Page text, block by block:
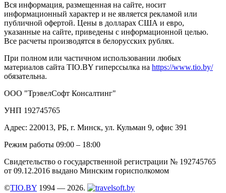
Вся информация, размещенная на сайте, носит
информационный характер и не является рекламой или
публичной офертой. Цены в долларах США и евро,
указанные на сайте, приведены с информационной целью.
Все расчеты производятся в белорусских рублях.
При полном или частичном использовании любых
материалов сайта TIO.BY гиперссылка на https://www.tio.by/
обязательна.
ООО "ТрэвелСофт Консалтинг"
УНП 192745765
Адрес: 220013, РБ, г. Минск, ул. Кульман 9, офис 391
Режим работы 09:00 – 18:00
Свидетельство о государственной регистрации № 192745765
от 09.12.2016 выдано Минским горисполкомом
©TIO.BY 1994 — 2026.